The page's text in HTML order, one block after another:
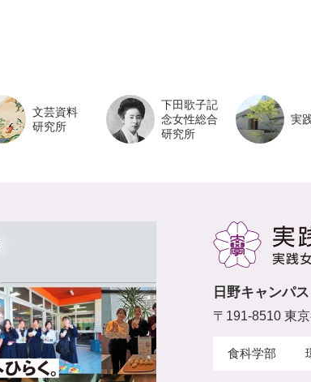
文芸資料
研究所
下田歌子記
念女性総合
研究所
実
日野キャンパス
〒191-8510 東
食科学部